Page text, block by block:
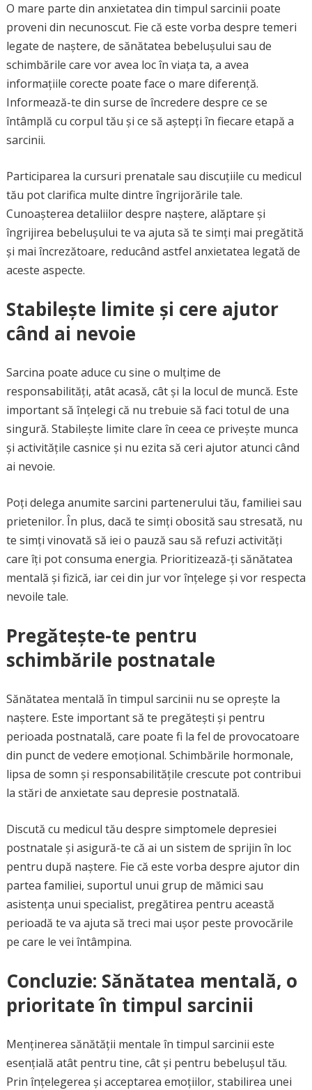
O mare parte din anxietatea din timpul sarcinii poate
proveni din necunoscut. Fie că este vorba despre temeri
legate de naștere, de sănătatea bebelușului sau de
schimbările care vor avea loc în viața ta, a avea
informațiile corecte poate face o mare diferență.
Informează-te din surse de încredere despre ce se
întâmplă cu corpul tău și ce să aștepți în fiecare etapă a
sarcinii.
Participarea la cursuri prenatale sau discuțiile cu medicul
tău pot clarifica multe dintre îngrijorările tale.
Cunoașterea detaliilor despre naștere, alăptare și
îngrijirea bebelușului te va ajuta să te simți mai pregătită
și mai încrezătoare, reducând astfel anxietatea legată de
aceste aspecte.
Stabilește limite și cere ajutor
când ai nevoie
Sarcina poate aduce cu sine o mulțime de
responsabilități, atât acasă, cât și la locul de muncă. Este
important să înțelegi că nu trebuie să faci totul de una
singură. Stabilește limite clare în ceea ce privește munca
și activitățile casnice și nu ezita să ceri ajutor atunci când
ai nevoie.
Poți delega anumite sarcini partenerului tău, familiei sau
prietenilor. În plus, dacă te simți obosită sau stresată, nu
te simți vinovată să iei o pauză sau să refuzi activități
care îți pot consuma energia. Prioritizează-ți sănătatea
mentală și fizică, iar cei din jur vor înțelege și vor respecta
nevoile tale.
Pregătește-te pentru
schimbările postnatale
Sănătatea mentală în timpul sarcinii nu se oprește la
naștere. Este important să te pregătești și pentru
perioada postnatală, care poate fi la fel de provocatoare
din punct de vedere emoțional. Schimbările hormonale,
lipsa de somn și responsabilitățile crescute pot contribui
la stări de anxietate sau depresie postnatală.
Discută cu medicul tău despre simptomele depresiei
postnatale și asigură-te că ai un sistem de sprijin în loc
pentru după naștere. Fie că este vorba despre ajutor din
partea familiei, suportul unui grup de mămici sau
asistența unui specialist, pregătirea pentru această
perioadă te va ajuta să treci mai ușor peste provocările
pe care le vei întâmpina.
Concluzie: Sănătatea mentală, o
prioritate în timpul sarcinii
Menținerea sănătății mentale în timpul sarcinii este
esențială atât pentru tine, cât și pentru bebelușul tău.
Prin înțelegerea și acceptarea emoțiilor, stabilirea unei